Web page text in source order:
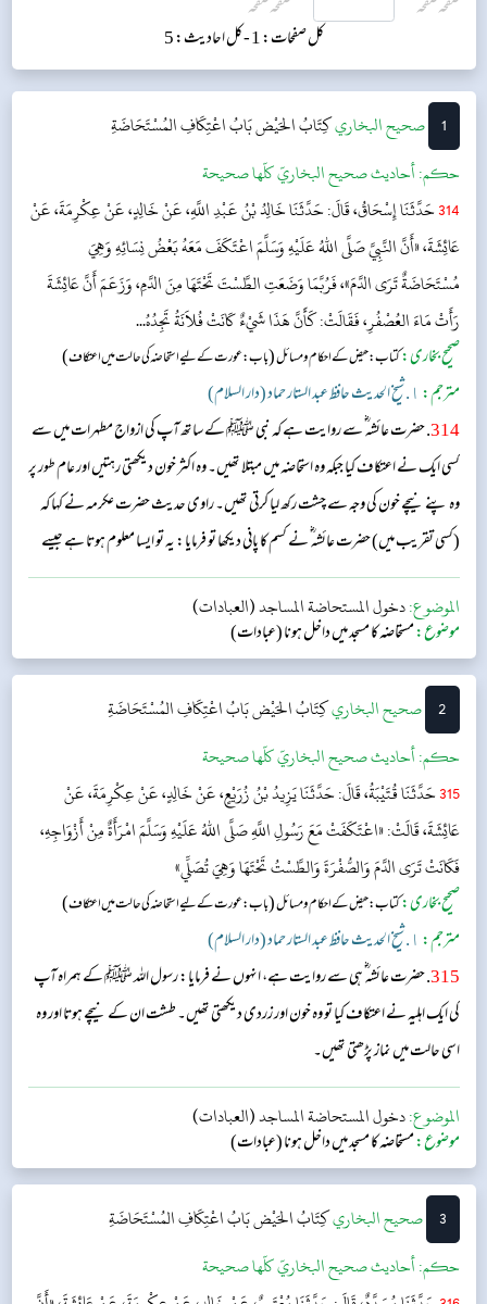
کل صفحات: 1 - کل احادیث: 5
1 ‌‌صحيح البخاريكِتَابُ الحَيْضبَابُ اعْتِكَافِ المُسْتَحَاضَةِ
حکم:أحاديث صحيح البخاريّ كلّها صحيحة
314حَدَّثَنَا إِسْحَاقُ، قَالَ: حَدَّثَنَا خَالِدُ بْنُ عَبْدِ اللَّهِ، عَنْ خَالِدٍ، عَنْ عِكْرِمَةَ، عَنْ
عَائِشَةَ، «أَنَّ النَّبِيَّ صَلَّى اللهُ عَلَيْهِ وَسَلَّمَ اعْتَكَفَ مَعَهُ بَعْضُ نِسَائِهِ وَهِيَ
مُسْتَحَاضَةٌ تَرَى الدَّمَ»، فَرُبَّمَا وَضَعَتِ الطَّسْتَ تَحْتَهَا مِنَ الدَّمِ، وَزَعَمَ أَنَّ عَائِشَةَ
رَأَتْ مَاءَ العُصْفُرِ، فَقَالَتْ: كَأَنَّ هَذَا شَيْءٌ كَانَتْ فُلاَنَةُ تَجِدُهُ...
صحیح بخاری:کتاب: حیض کے احکام و مسائل(باب:عورت کے لیے استحاضہ کی حالت میں اعتکاف)
مترجم: ١. شیخ الحدیث حافظ عبد الستار حماد (دار السلام)
314. حضرت عائشہ‬ ؓ س‬ے روایت ہے کہ نبی ﷺ کے ساتھ آپ کی ازواج مطہرات میں سے
کسی ایک نے اعتکاف کیا جبکہ وہ استحاضہ میں مبتلا تھیں۔ وہ اکثر خون دیکھتی رہتیں اور عام طور پر
وہ پنے نیچے خون کی وجہ سے چشت رکھ لیا کرتی تھیں۔ راوی حدیث حضرت عکرمہ نے کہا کہ
(کسی تقریب میں) حضرت عائشہ‬ ؓ ن‬ے کسم کا پانی دیکھا تو فرمایا: یہ تو ایسا معلوم ہوتا ہے جیسے
فلاں صاحبہ کو استحاضہ کا خون آتا ہے۔...
الموضوع:دخول المستحاضة المساجد (العبادات)
موضوع:مستحاضہ کا مسجد میں داخل ہونا (عبادات)
2 ‌‌صحيح البخاريكِتَابُ الحَيْضبَابُ اعْتِكَافِ المُسْتَحَاضَةِ
حکم:أحاديث صحيح البخاريّ كلّها صحيحة
315حَدَّثَنَا قُتَيْبَةُ، قَالَ: حَدَّثَنَا يَزِيدُ بْنُ زُرَيْعٍ، عَنْ خَالِدٍ، عَنْ عِكْرِمَةَ، عَنْ
عَائِشَةَ، قَالَتْ: «اعْتَكَفَتْ مَعَ رَسُولِ اللَّهِ صَلَّى اللهُ عَلَيْهِ وَسَلَّمَ امْرَأَةٌ مِنْ أَزْوَاجِهِ،
فَكَانَتْ تَرَى الدَّمَ وَالصُّفْرَةَ وَالطَّسْتُ تَحْتَهَا وَهِيَ تُصَلِّي»
صحیح بخاری:کتاب: حیض کے احکام و مسائل(باب:عورت کے لیے استحاضہ کی حالت میں اعتکاف)
مترجم: ١. شیخ الحدیث حافظ عبد الستار حماد (دار السلام)
315. حضرت عائشہ‬ ؓ ہ‬ی سے روایت ہے، انہوں نے فرمایا: رسول اللہ ﷺ کے ہمراہ آپ
کی ایک اہلیہ نے اعتکاف کیا تو وہ خون اور زردی دیکھتی تھیں۔ طشت ان کے نیچے ہوتا اور وہ
اسی حالت میں نماز پڑھتی تھیں۔
الموضوع:دخول المستحاضة المساجد (العبادات)
موضوع:مستحاضہ کا مسجد میں داخل ہونا (عبادات)
3 ‌‌صحيح البخاريكِتَابُ الحَيْضبَابُ اعْتِكَافِ المُسْتَحَاضَةِ
حکم:أحاديث صحيح البخاريّ كلّها صحيحة